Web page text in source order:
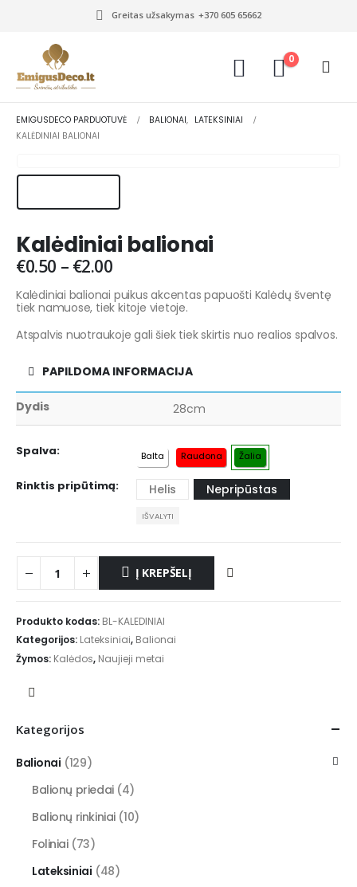
Greitas užsakymas +370 605 65662
0
EMIGUSDECO PARDUOTUVĖ BALIONAI, LATEKSINIAI
KALĖDINIAI BALIONAI
Kalėdiniai balionai
€0.50 – €2.00
Kalėdiniai balionai puikus akcentas papuošti Kalėdų šventę
tiek namuose, tiek kitoje vietoje.
Atspalvis nuotraukoje gali šiek tiek skirtis nuo realios spalvos.
PAPILDOMA INFORMACIJA
Dydis 28cm
Spalva Balta Raudona Žalia
Rinktis pripūtimą Helis Nepripūstas
IŠVALYTI
Į KREPŠELĮ
Produkto kodas: BL-KALEDINIAI
Kategorijos: Lateksiniai, Balionai
Žymos: Kalėdos, Naujieji metai
Kategorijos
Balionai (129)
Balionų priedai (4)
Balionų rinkiniai (10)
Foliniai (73)
Lateksiniai (48)